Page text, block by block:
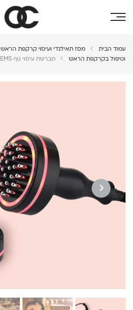
עמוד הבית מסז תאילנדי ועיסוי קרקפת הראש
וטיפול בקרקפת הראש
מברשת עיסוי גוף EMS
PREVIOUS